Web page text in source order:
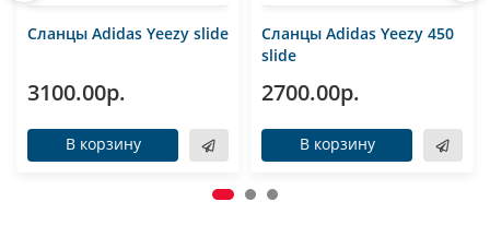
Сланцы Adidas Yeezy slide
3100.00р.
В корзину
Сланцы Adidas Yeezy 450
slide
2700.00р.
В корзину